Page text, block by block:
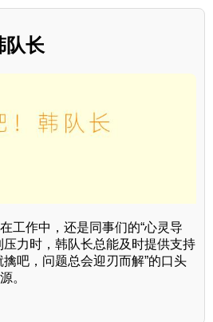
队长
工作中，还是同事们的“心灵导
压力时，韩队长总能及时提供支持
吧，问题总会迎刃而解”的口头
。